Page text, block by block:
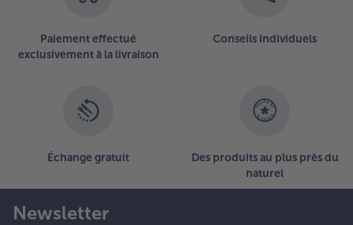
Paiement effectué
exclusivement à la livraison
Conseils individuels
Échange gratuit
Des produits au plus près du
naturel
Newsletter